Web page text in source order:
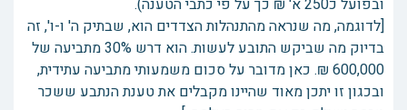
ובפועל כ250 א' ₪ כך על פי כתבי הטענה).
[לדוגמה, מה שנראה מהתנהלות הצדדים הוא, שבתיק ה' ו-ו', זה
בדיוק מה שביקש התובע לעשות. הוא דרש 30% מתביעה של
600,000 ₪. כאן מדובר על סכום משמעותי מתביעה עתידית,
ובכגון זו יתכן מאוד שהיינו מקבלים את טענת הנתבע ששכר